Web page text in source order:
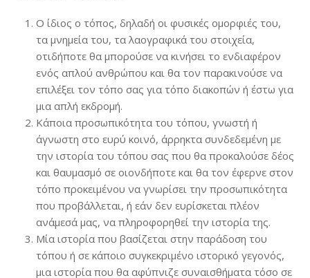
Ο ίδιος ο τόπος, δηλαδή οι φυσικές ομορφιές του,
τα μνημεία του, τα λαογραφικά του στοιχεία,
οτιδήποτε θα μπορούσε να κινήσει το ενδιαφέρον
ενός απλού ανθρώπου και θα τον παρακινούσε να
επιλέξει τον τόπο σας για τόπο διακοπών ή έστω για
μια απλή εκδρομή.
Κάποια προσωπικότητα του τόπου, γνωστή ή
άγνωστη στο ευρύ κοινό, άρρηκτα συνδεδεμένη με
την ιστορία του τόπου σας που θα προκαλούσε δέος
και θαυμασμό σε οιονδήποτε και θα τον έφερνε στον
τόπο προκειμένου να γνωρίσει την προσωπικότητα
που προβάλλεται, ή εάν δεν ευρίσκεται πλέον
ανάμεσά μας, να πληροφορηθεί την ιστορία της.
Μία ιστορία που βασίζεται στην παράδοση του
τόπου ή σε κάποιο συγκεκριμένο ιστορικό γεγονός,
μια ιστορία που θα αφύπνιζε συναισθήματα τόσο σε